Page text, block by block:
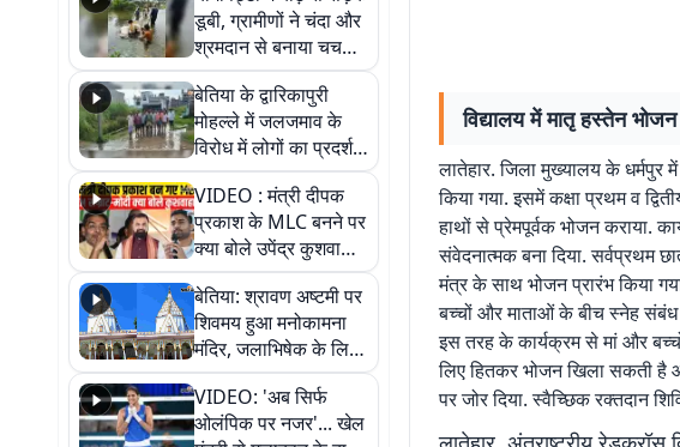
डूबी, ग्रामीणों ने चंदा और
श्रमदान से बनाया चचरी
पुल
बेतिया के द्वारिकापुरी
मोहल्ले में जलजमाव के
विरोध में लोगों का प्रदर्शन,
स्थायी समाधान की मांग
VIDEO : मंत्री दीपक
प्रकाश के MLC बनने पर
क्या बोले उपेंद्र कुशवाहा,
सुनिए
बेतिया: श्रावण अष्टमी पर
शिवमय हुआ मनोकामना
मंदिर, जलाभिषेक के लिए
लगी लंबी कतारें
VIDEO: 'अब सिर्फ
ओलंपिक पर नजर'... खेल
विद्यालय में मातृ हस्तेन
लातेहार. जिला मुख्यालय के धर्मपुर
किया गया. इसमें कक्षा प्रथम व
हाथों से प्रेमपूर्वक भोजन कराया.
संवेदनात्मक बना दिया. सर्वप्रथम
मंत्र के साथ भोजन प्रारंभ किया
बच्चों और माताओं के बीच स्नेह
इस तरह के कार्यक्रम से मां और
लिए हितकर भोजन खिला सकती है
पर जोर दिया. स्वैच्छिक रक्तदान